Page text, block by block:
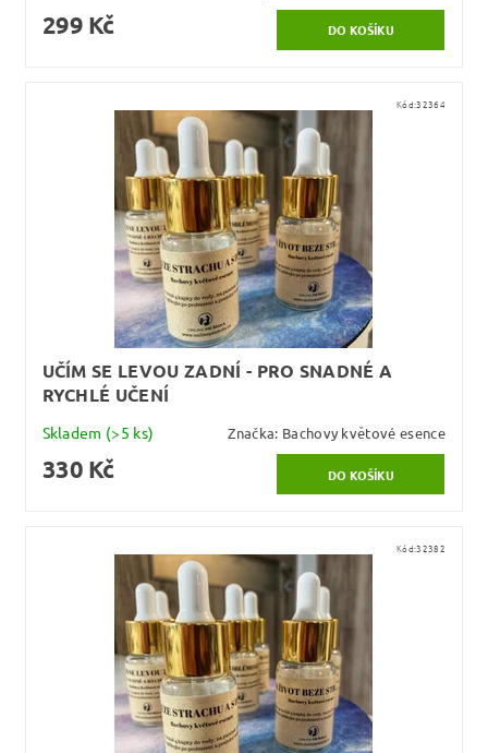
299 Kč
Kód:32364
UČÍM SE LEVOU ZADNÍ - PRO SNADNÉ A
RYCHLÉ UČENÍ
Skladem (>5 ks) Značka: Bachovy květové esence
330 Kč
Kód:32382